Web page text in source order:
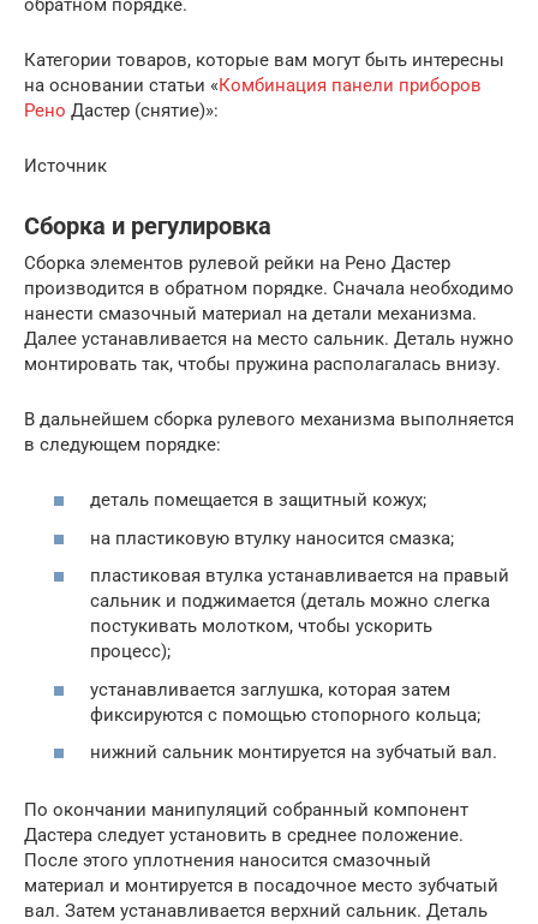
обратном порядке.
Категории товаров, которые вам могут быть интересны
на основании статьи «Комбинация панели приборов
Рено Дастер (снятие)»:
Источник
Сборка и регулировка
Сборка элементов рулевой рейки на Рено Дастер
производится в обратном порядке. Сначала необходимо
нанести смазочный материал на детали механизма.
Далее устанавливается на место сальник. Деталь нужно
монтировать так, чтобы пружина располагалась внизу.
В дальнейшем сборка рулевого механизма выполняется
в следующем порядке:
деталь помещается в защитный кожух;
на пластиковую втулку наносится смазка;
пластиковая втулка устанавливается на правый
сальник и поджимается (деталь можно слегка
постукивать молотком, чтобы ускорить
процесс);
устанавливается заглушка, которая затем
фиксируются с помощью стопорного кольца;
нижний сальник монтируется на зубчатый вал.
По окончании манипуляций собранный компонент
Дастера следует установить в среднее положение.
После этого уплотнения наносится смазочный
материал и монтируется в посадочное место зубчатый
вал. Затем устанавливается верхний сальник. Деталь